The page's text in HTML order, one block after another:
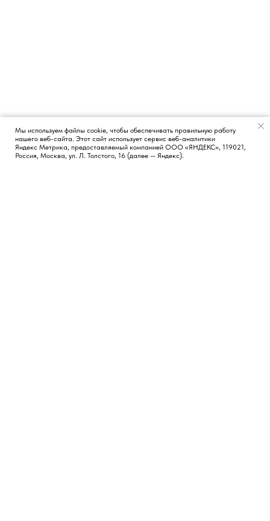
Появился вопрос?
Мы используем файлы cookie, чтобы обеспечивать правильную работу
нашего веб-сайта. Этот сайт использует сервис веб-аналитики
Яндекс Метрика, предоставляемый компанией ООО «ЯНДЕКС», 119021,
Россия, Москва, ул. Л. Толстого, 16 (далее — Яндекс).